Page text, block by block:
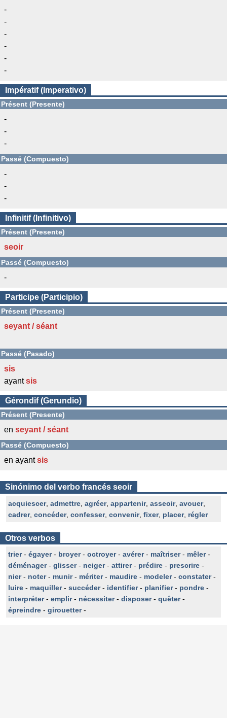
-
-
-
-
-
-
Impératif (Imperativo)
Présent (Presente)
-
-
-
Passé (Compuesto)
-
-
-
Infinitif (Infinitivo)
Présent (Presente)
seoir
Passé (Compuesto)
-
Participe (Participio)
Présent (Presente)
seyant / séant
Passé (Pasado)
sis
ayantsis
Gérondif (Gerundio)
Présent (Presente)
en seyant / séant
Passé (Compuesto)
en ayantsis
Sinónimo del verbo francés seoir
acquiescer, admettre agréer, appartenir, asseoir, avouer,
cadrer, concéder, confesser, convenir, fixer, placer, régler
Otros verbos
trier- égayer- broyer- octroyer- avérer- maîtriser- mêler-
déménager- glisser- neiger- attirer- prédire - prescrire -
nier- noter- munir- mériter- maudire - modeler- constater-
luire - maquiller- succéder- identifier- planifier- pondre -
interpréter- emplir- nécessiter- disposer- quêter-
épreindre - girouetter-